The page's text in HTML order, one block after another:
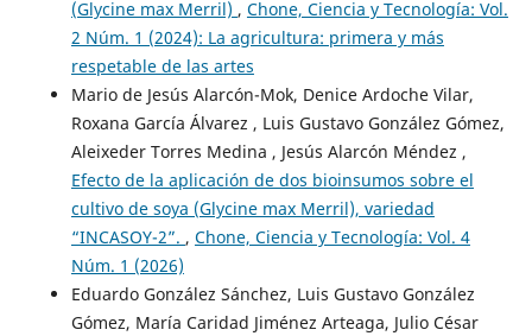
(Glycine max Merril) , Chone, Ciencia y Tecnología: Vol.
2 Núm. 1 (2024): La agricultura: primera y más
respetable de las artes
Mario de Jesús Alarcón-Mok, Denice Ardoche Vilar,
Roxana García Álvarez , Luis Gustavo González Gómez,
Aleixeder Torres Medina , Jesús Alarcón Méndez ,
Efecto de la aplicación de dos bioinsumos sobre el
cultivo de soya (Glycine max Merril), variedad
“INCASOY-2”. , Chone, Ciencia y Tecnología: Vol. 4
Núm. 1 (2026)
Eduardo González Sánchez, Luis Gustavo González
Gómez, María Caridad Jiménez Arteaga, Julio César